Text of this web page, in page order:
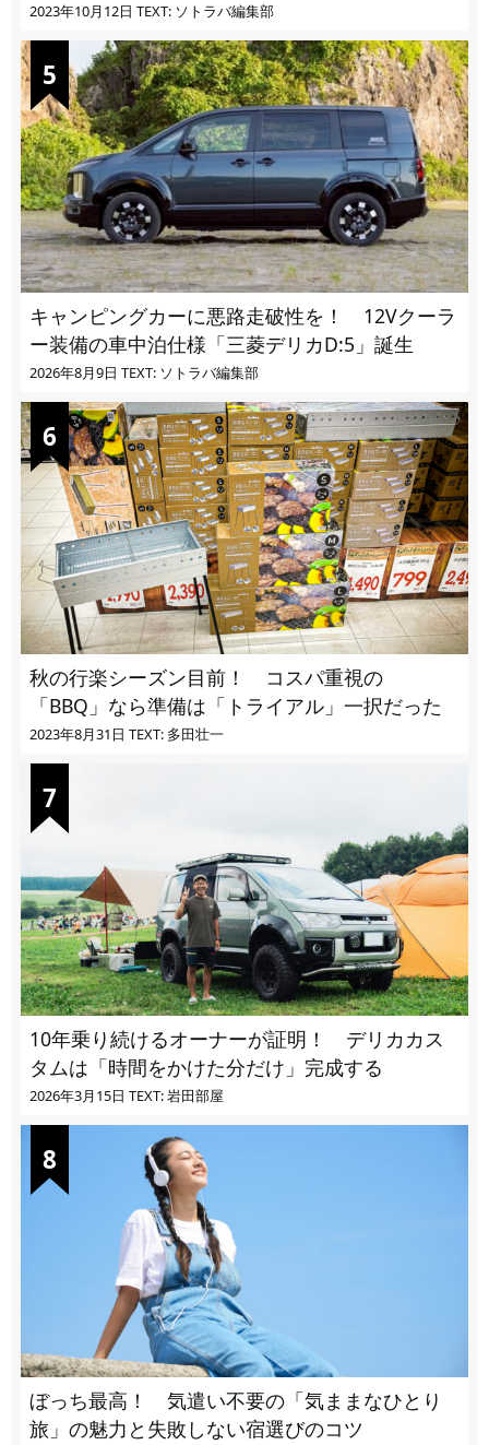
ばかり
2023年10月12日 TEXT: ソトラバ編集部
キャンピングカーに悪路走破性を！ 12Vクーラ
ー装備の車中泊仕様「三菱デリカD:5」誕生
2026年8月9日 TEXT: ソトラバ編集部
秋の行楽シーズン目前！ コスパ重視の
「BBQ」なら準備は「トライアル」一択だった
2023年8月31日 TEXT: 多田壮一
10年乗り続けるオーナーが証明！ デリカカス
タムは「時間をかけた分だけ」完成する
2026年3月15日 TEXT: 岩田部屋
ぼっち最高！ 気遣い不要の「気ままなひとり
旅」の魅力と失敗しない宿選びのコツ